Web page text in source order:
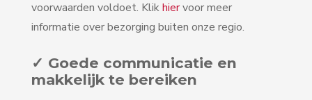
voorwaarden voldoet. Klikhiervoor meer
informatie over bezorging buiten onze regio.
✓ Goede communicatie en
makkelijk te bereiken